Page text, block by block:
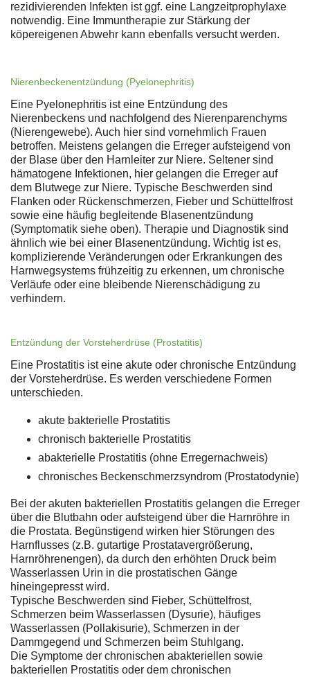
rezidivierenden Infekten ist ggf. eine Langzeitprophylaxe
notwendig. Eine Immuntherapie zur Stärkung der
köpereigenen Abwehr kann ebenfalls versucht werden.
Nierenbeckenentzündung (Pyelonephritis)
Eine Pyelonephritis ist eine Entzündung des
Nierenbeckens und nachfolgend des Nierenparenchyms
(Nierengewebe). Auch hier sind vornehmlich Frauen
betroffen. Meistens gelangen die Erreger aufsteigend von
der Blase über den Harnleiter zur Niere. Seltener sind
hämatogene Infektionen, hier gelangen die Erreger auf
dem Blutwege zur Niere. Typische Beschwerden sind
Flanken oder Rückenschmerzen, Fieber und Schüttelfrost
sowie eine häufig begleitende Blasenentzündung
(Symptomatik siehe oben). Therapie und Diagnostik sind
ähnlich wie bei einer Blasenentzündung. Wichtig ist es,
komplizierende Veränderungen oder Erkrankungen des
Harnwegsystems frühzeitig zu erkennen, um chronische
Verläufe oder eine bleibende Nierenschädigung zu
verhindern.
Entzündung der Vorsteherdrüse (Prostatitis)
Eine Prostatitis ist eine akute oder chronische Entzündung
der Vorsteherdrüse. Es werden verschiedene Formen
unterschieden.
akute bakterielle Prostatitis
chronisch bakterielle Prostatitis
abakterielle Prostatitis (ohne Erregernachweis)
chronisches Beckenschmerzsyndrom (Prostatodynie)
Bei der akuten bakteriellen Prostatitis gelangen die Erreger
über die Blutbahn oder aufsteigend über die Harnröhre in
die Prostata. Begünstigend wirken hier Störungen des
Harnflusses (z.B. gutartige Prostatavergrößerung,
Harnröhrenengen), da durch den erhöhten Druck beim
Wasserlassen Urin in die prostatischen Gänge
hineingepresst wird.
Typische Beschwerden sind Fieber, Schüttelfrost,
Schmerzen beim Wasserlassen (Dysurie), häufiges
Wasserlassen (Pollakisurie), Schmerzen in der
Dammgegend und Schmerzen beim Stuhlgang.
Die Symptome der chronischen abakteriellen sowie
bakteriellen Prostatitis oder dem chronischen